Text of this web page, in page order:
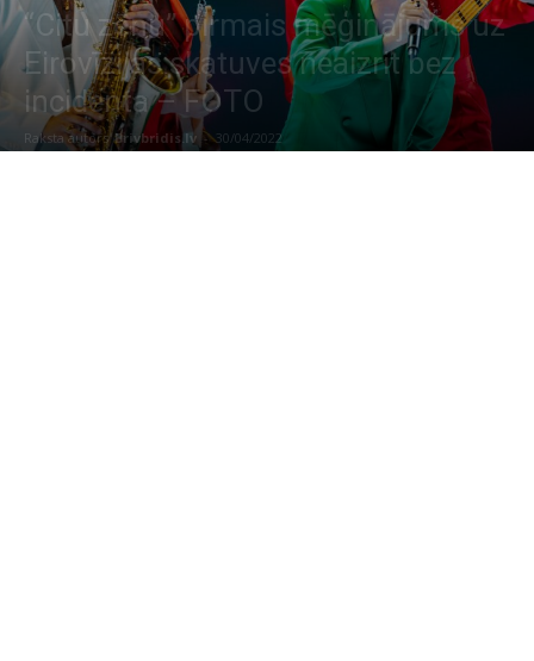
“Citu zēnu” pirmais mēģinājums uz
Eirovīzijas skatuves neaizrit bez
incidenta – FOTO
Raksta autors Brivbridis.lv - 30/04/2022